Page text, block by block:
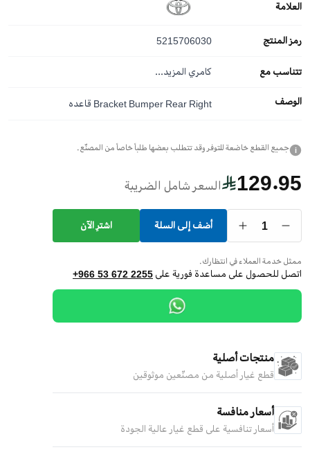
العلامة
رمز المنتج 5215706030
تتناسب مع كامري المزيد...
الوصف Bracket Bumper Rear Right قاعده
i جميع القطع خاضعة للتوفر وقد تتطلب بعضها طلباً خاصاً من المصنّع.
129.95 السعر شامل الضريبة
1 أضف إلى السلة اشترِ الآن
ممثل خدمة العملاء في انتظارك.
اتصل للحصول على مساعدة فورية على +966 53 672 2255
منتجات أصلية
قطع غيار أصلية من مصنّعين موثوقين
أسعار منافسة
أسعار تنافسية على قطع غيار عالية الجودة